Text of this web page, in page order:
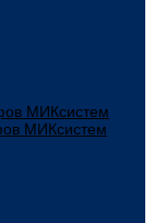
МИКсистем
МИКсистем